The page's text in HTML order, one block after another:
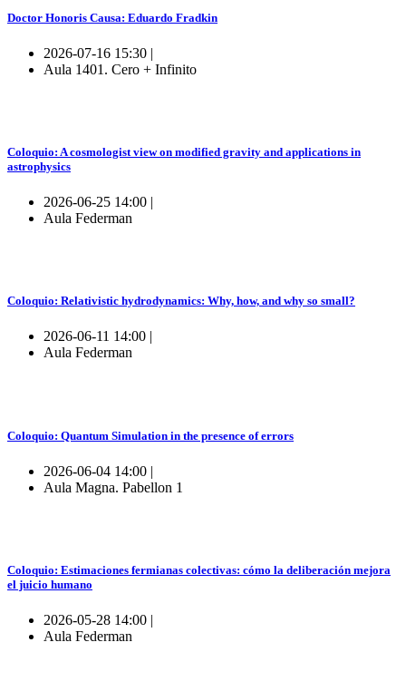
Doctor Honoris Causa: Eduardo Fradkin
2026-07-16 15:30 |
Aula 1401. Cero + Infinito
Coloquio: A cosmologist view on modified gravity and applications in
astrophysics
2026-06-25 14:00 |
Aula Federman
Coloquio: Relativistic hydrodynamics: Why, how, and why so small?
2026-06-11 14:00 |
Aula Federman
Coloquio: Quantum Simulation in the presence of errors
2026-06-04 14:00 |
Aula Magna. Pabellon 1
Coloquio: Estimaciones fermianas colectivas: cómo la deliberación mejora
el juicio humano
2026-05-28 14:00 |
Aula Federman